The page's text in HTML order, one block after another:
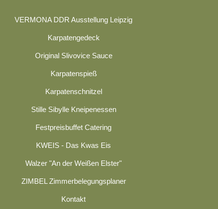
VERMONA DDR Ausstellung Leipzig
Karpatengedeck
Original Slivovice Sauce
Karpatenspieß
Karpatenschnitzel
Stille Sibylle Kneipenessen
Festpreisbuffet Catering
KWEIS - Das Kwas Eis
Walzer "An der Weißen Elster"
ZIMBEL Zimmerbelegungsplaner
Kontakt